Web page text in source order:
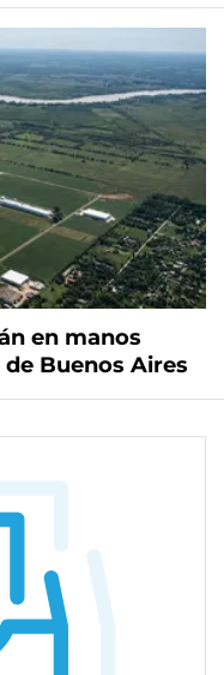
en manos
Buenos Aires